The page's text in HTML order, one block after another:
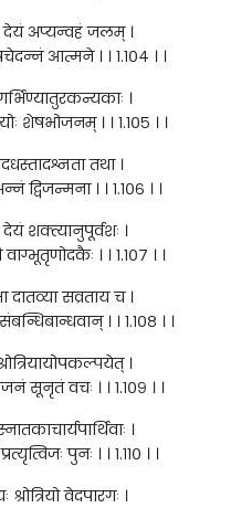
देयं अप्यन्वहं जलम् ।
आत्मने । । १.१०४ । ।
।
शेषभोजनम् । । १.१०५ । ।
तथा ।
। । १.१०६ । ।
शक्त्यानुपूर्वशः ।
। । १.१०७ । ।
दातव्या सव्रताय च ।
। । १.१०८ । ।
।
सूनृतं वचः । । १.१०९ । ।
।
पुनः । । १.११० । ।
श्रोत्रियो वेदपारगः ।